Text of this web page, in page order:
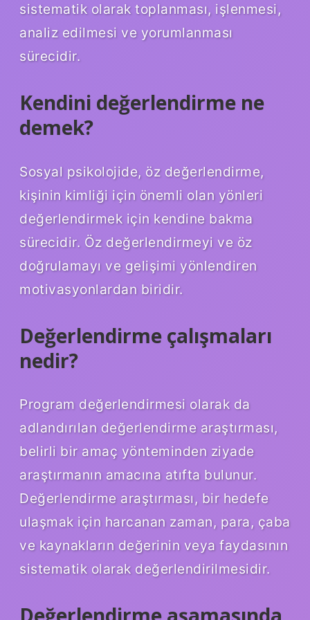
sistematik olarak toplanması, işlenmesi,
analiz edilmesi ve yorumlanması
sürecidir.
Kendini değerlendirme ne
demek?
Sosyal psikolojide, öz değerlendirme,
kişinin kimliği için önemli olan yönleri
değerlendirmek için kendine bakma
sürecidir. Öz değerlendirmeyi ve öz
doğrulamayı ve gelişimi yönlendiren
motivasyonlardan biridir.
Değerlendirme çalışmaları
nedir?
Program değerlendirmesi olarak da
adlandırılan değerlendirme araştırması,
belirli bir amaç yönteminden ziyade
araştırmanın amacına atıfta bulunur.
Değerlendirme araştırması, bir hedefe
ulaşmak için harcanan zaman, para, çaba
ve kaynakların değerinin veya faydasının
sistematik olarak değerlendirilmesidir.